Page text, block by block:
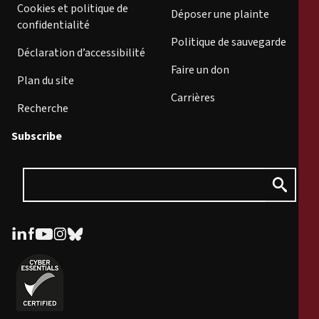
Cookies et politique de
confidentialité
Déclaration d’accessibilité
Plan du site
Recherche
Déposer une plainte
Politique de sauvegarde
Faire un don
Carrières
Subscribe